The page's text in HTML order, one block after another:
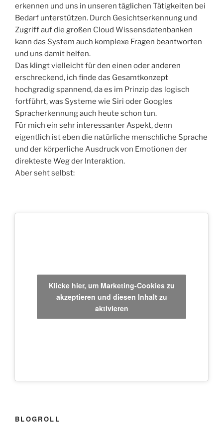
erkennen und uns in unseren täglichen Tätigkeiten bei
Bedarf unterstützen. Durch Gesichtserkennung und
Zugriff auf die großen Cloud Wissensdatenbanken
kann das System auch komplexe Fragen beantworten
und uns damit helfen.
Das klingt vielleicht für den einen oder anderen
erschreckend, ich finde das Gesamtkonzept
hochgradig spannend, da es im Prinzip das logisch
fortführt, was Systeme wie Siri oder Googles
Spracherkennung auch heute schon tun.
Für mich ein sehr interessanter Aspekt, denn
eigentlich ist eben die natürliche menschliche Sprache
und der körperliche Ausdruck von Emotionen der
direkteste Weg der Interaktion.
Aber seht selbst:
Klicke hier, um Marketing-Cookies zu
akzeptieren und diesen Inhalt zu
aktivieren
BLOGROLL